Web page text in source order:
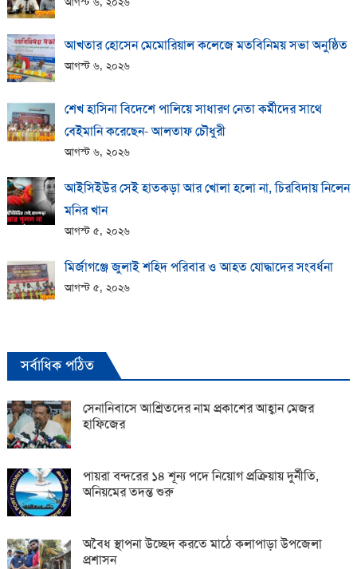
আখতার হোসেন মেমোরিয়াল কলেজে মতবিনিময় সভা অনুষ্ঠিত
আগস্ট ৬, ২০২৬
শেখ হাসিনা বিদেশে পালিয়ে সাধারণ নেতা কর্মীদের সাথে
বেইমানি করেছেন- আলতাফ চৌধুরী
আগস্ট ৬, ২০২৬
আইসিইউর সেই হাতকড়া আর খোলা হলো না, চিরবিদায় নিলেন
মনির খান
আগস্ট ৫, ২০২৬
মির্জাগঞ্জে জুলাই শহিদ পরিবার ও আহত যোদ্ধাদের সংবর্ধনা
আগস্ট ৫, ২০২৬
সর্বাধিক পঠিত
সেনানিবাসে আশ্রিতদের নাম প্রকাশের আহ্বান মেজর
হাফিজের
পায়রা বন্দরের ১৪ শূন্য পদে নিয়োগ প্রক্রিয়ায় দুর্নীতি,
অনিয়মের তদন্ত শুরু
অবৈধ স্থাপনা উচ্ছেদ করতে মাঠে কলাপাড়া উপজেলা
প্রশাসন